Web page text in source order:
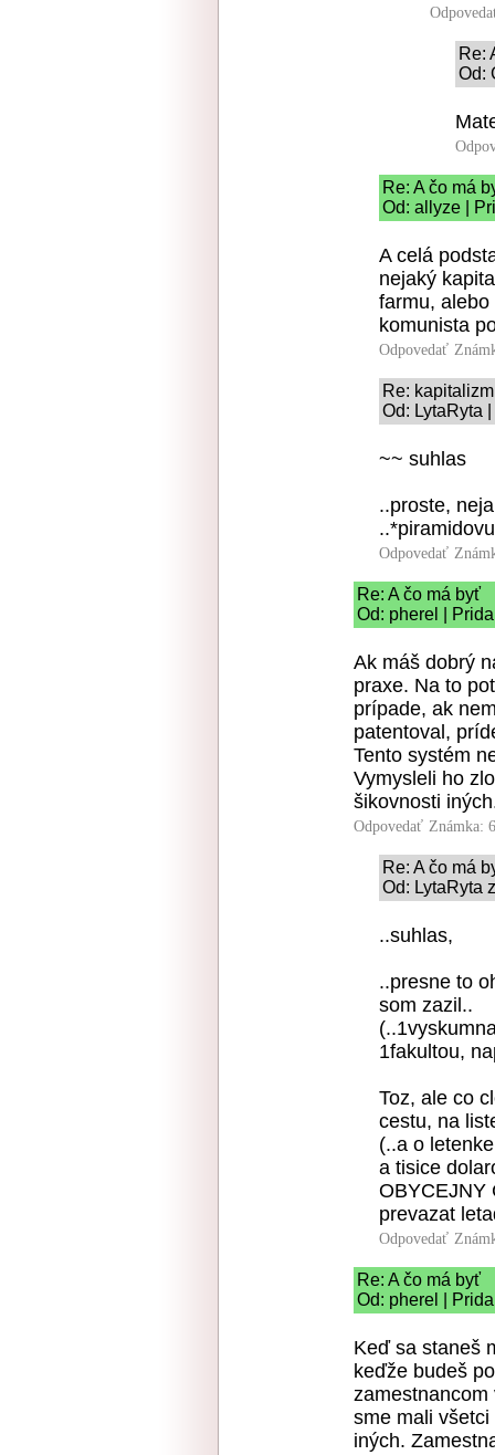
Re:
Od:
Re: A čo má
Od: allyze |
A celá
nejaký
farmu,
komunista
Odpovedať
Re:
Od: LytaRyta
~~ suhlas
..proste,
Odpovedať
Re: A čo má byť
Od: pherel |
Ak máš dobrý
praxe. Na to
prípade, ak
patentoval,
Tento systém
Vymysleli ho
šikovnosti
Odpovedať Známka:
Re: A čo má
Od: LytaRyta
..suhlas,
..presne to
som zazil..
1fakultou,
Toz, ale co
cestu, na
(..a o
a tisice
OBYCEJNY
prevazat
Odpovedať
Re: A čo má byť
Od: pherel |
Keď sa staneš
keďže budeš
sme mali
iných.